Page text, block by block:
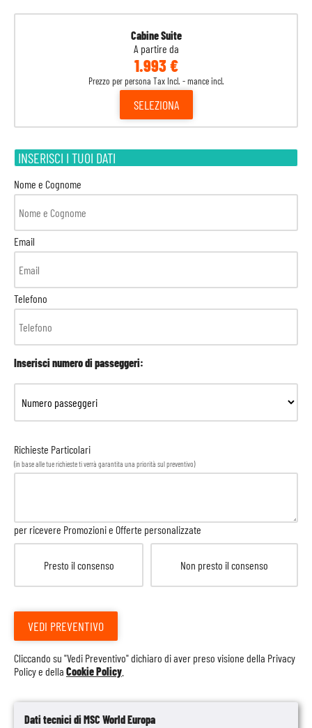
Dati tecnici di MSC World Europa
Cabine Suite
A partire da
1.993 €
Prezzo per persona Tax Incl. - mance incl.
SELEZIONA
INSERISCI I TUOI DATI
Nome e Cognome
Email
Telefono
Inserisci numero di passeggeri:
Richieste Particolari
(in base alle tue richieste ti verrà garantita una priorità sul preventivo)
per ricevere Promozioni e Offerte personalizzate
Presto il consenso Non presto il consenso
VEDI PREVENTIVO
Cliccando su "Vedi Preventivo" dichiaro di aver preso visione della Privacy
Policye della Cookie Policy